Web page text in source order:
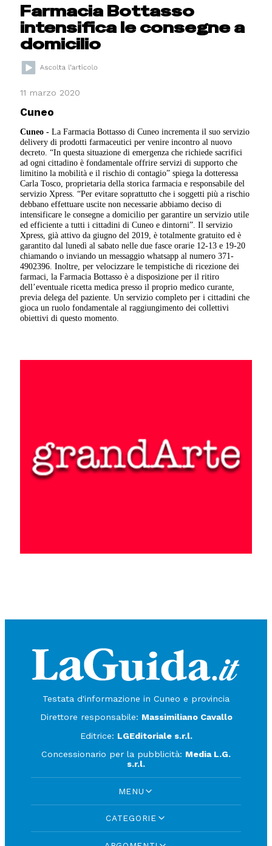
Farmacia Bottasso
intensifica le consegne a
domicilio
11 marzo 2020
Cuneo
Cuneo -La Farmacia Bottasso di Cuneo incrementa il suo servizio
delivery di prodotti farmaceutici per venire incontro al nuovo
decreto. “In questa situazione di emergenza che richiede sacrifici
ad ogni cittadino è fondamentale offrire servizi di supporto che
limitino la mobilità e il rischio di contagio” spiega la dotteressa
Carla Tosco, proprietaria della storica farmacia e responsabile del
servizio Xpress. “Per evitare soprattutto che i soggetti più a rischio
debbano effettuare uscite non necessarie abbiamo deciso di
intensificare le consegne a domicilio per garantire un servizio utile
ed efficiente a tutti i cittadini di Cuneo e dintorni”. Il servizio
Xpress, già attivo da giugno del 2019, è totalmente gratuito ed è
garantito dal lunedì al sabato nelle due fasce orarie 12-13 e 19-20
chiamando o inviando un messaggio whatsapp al numero 371-
4902396. Inoltre, per velocizzare le tempistiche di ricezione dei
farmaci, la Farmacia Bottasso è a disposizione per il ritiro
dell’eventuale ricetta medica presso il proprio medico curante,
previa delega del paziente. Un servizio completo per i cittadini che
gioca un ruolo fondamentale al raggiungimento dei collettivi
obiettivi di questo momento.
Testata d'informazione in Cuneo e provincia
Direttore responsabile: Massimiliano Cavallo
Editrice: LGEditoriale s.r.l.
Concessionario per la pubblicità: Media L.G.
s.r.l.
MENU
CATEGORIE